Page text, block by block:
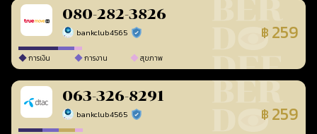
080-282-3826
bankclub4565 ร้านยืนยันแล้ว ฿ 259
การเงิน การงาน สุขภาพ
063-326-8291
bankclub4565 ร้านยืนยันแล้ว ฿ 259